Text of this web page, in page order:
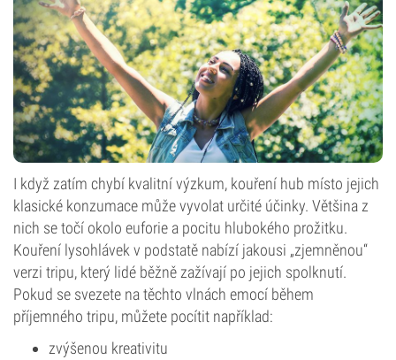
I když zatím chybí kvalitní výzkum, kouření hub místo jejich
klasické konzumace může vyvolat určité účinky. Většina z
nich se točí okolo euforie a pocitu hlubokého prožitku.
Kouření lysohlávek v podstatě nabízí jakousi „zjemněnou“
verzi tripu, který lidé běžně zažívají po jejich spolknutí.
Pokud se svezete na těchto vlnách emocí během
příjemného tripu, můžete pocítit například:
zvýšenou kreativitu